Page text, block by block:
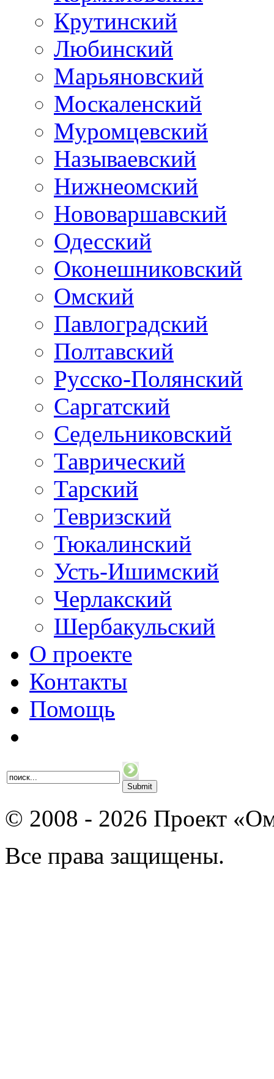
Крутинский
Любинский
Марьяновский
Москаленский
Муромцевский
Называевский
Нижнеомский
Нововаршавский
Одесский
Оконешниковский
Омский
Павлоградский
Полтавский
Русско-Полянский
Саргатский
Седельниковский
Таврический
Тарский
Тевризский
Тюкалинский
Усть-Ишимский
Черлакский
Шербакульский
О проекте
Контакты
Помощь
© 2008 - 2026 Проект
Все права защищены.